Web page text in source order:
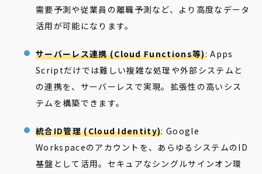
需要予測や従業員の離職予測など、より高度なデータ
活用が可能になります。
サーバーレス連携 (Cloud Functions等): Apps
Scriptだけでは難しい複雑な処理や外部システムと
の連携を、サーバーレスで実現。拡張性の高いシス
テムを構築できます。
統合ID管理 (Cloud Identity): Google
Workspaceのアカウントを、あらゆるシステムのID
基盤として活用。セキュアなシングルサインオン環